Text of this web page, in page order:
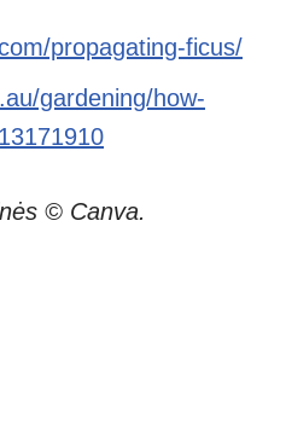
propagating-ficus/
gardening/how-
© Canva.